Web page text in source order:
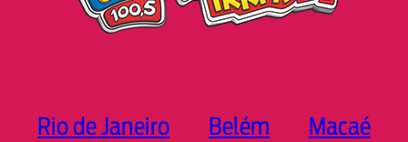
Rio de Janeiro Belém
Macaé